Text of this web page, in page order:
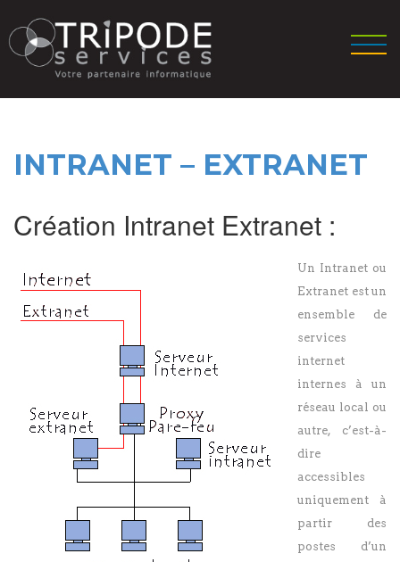
INTRANET – EXTRANET
Création Intranet Extranet :
Un Intranet ou
Extranet est un
ensemble de
services
internet
internes à un
réseau local ou
autre, c’est-à-
dire
accessibles
uniquement à
partir des
postes d’un